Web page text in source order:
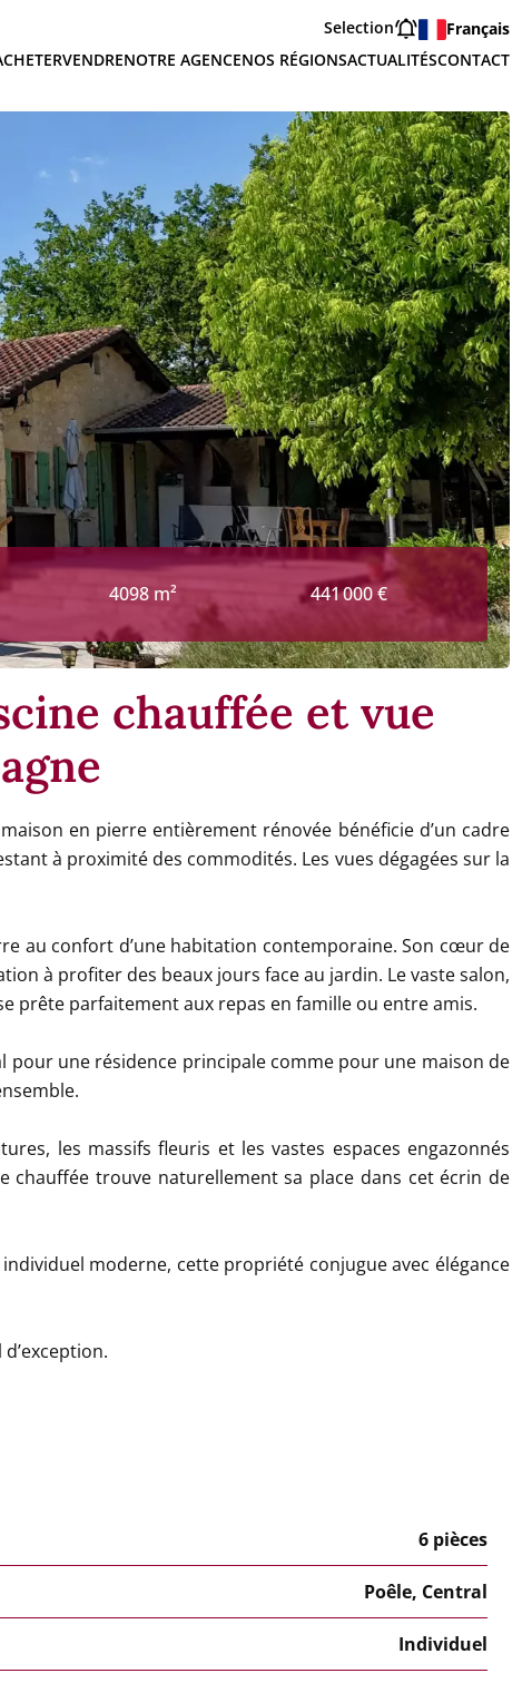
Selection
Français
VENDRENOTRE AGENCENOS RÉGIONSACTUALITÉSCONTACT
4098 m² 441 000 €
chauffée et vue
en pierre entièrement rénovée bénéficie d’un cadre
à proximité des commodités. Les vues dégagées sur la
au confort d’une habitation contemporaine. Son cœur de
à profiter des beaux jours face au jardin. Le vaste salon,
prête parfaitement aux repas en famille ou entre amis.
pour une résidence principale comme pour une maison de
les massifs fleuris et les vastes espaces engazonnés
chauffée trouve naturellement sa place dans cet écrin de
moderne, cette propriété conjugue avec élégance
6 pièces
Poêle, Central
Individuel